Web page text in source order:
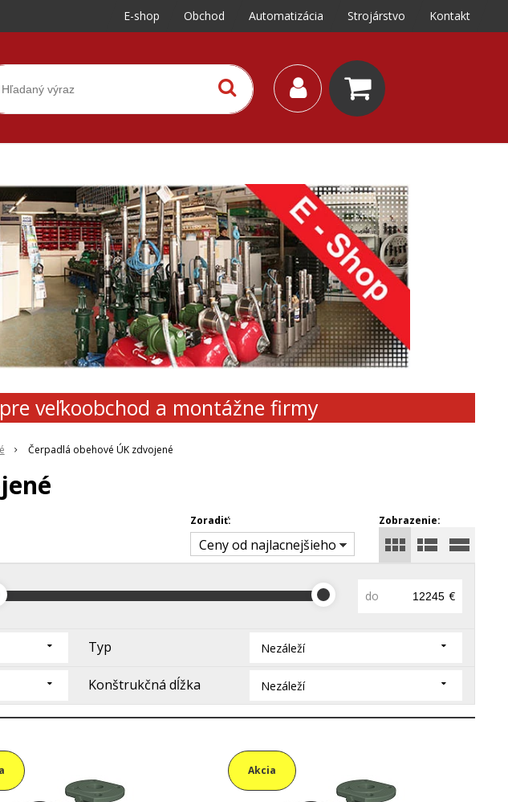
E-shop Obchod Automatizácia Strojárstvo Kontakt
veľkoobchod a montážne firmy
Čerpadlá obehové ÚK zdvojené
Zobrazenie:
Zoradiť:
Ceny od najlacnejšieho
do €
Typ Nezáleží
Konštrukčná dĺžka Nezáleží
Akcia